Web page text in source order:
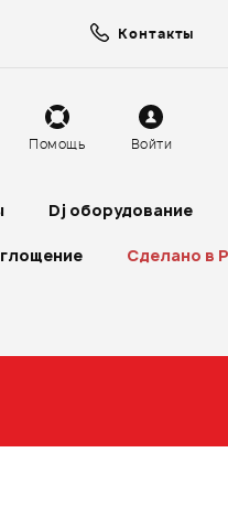
Контакты
Помощь Войти
Dj оборудование
Сделано в